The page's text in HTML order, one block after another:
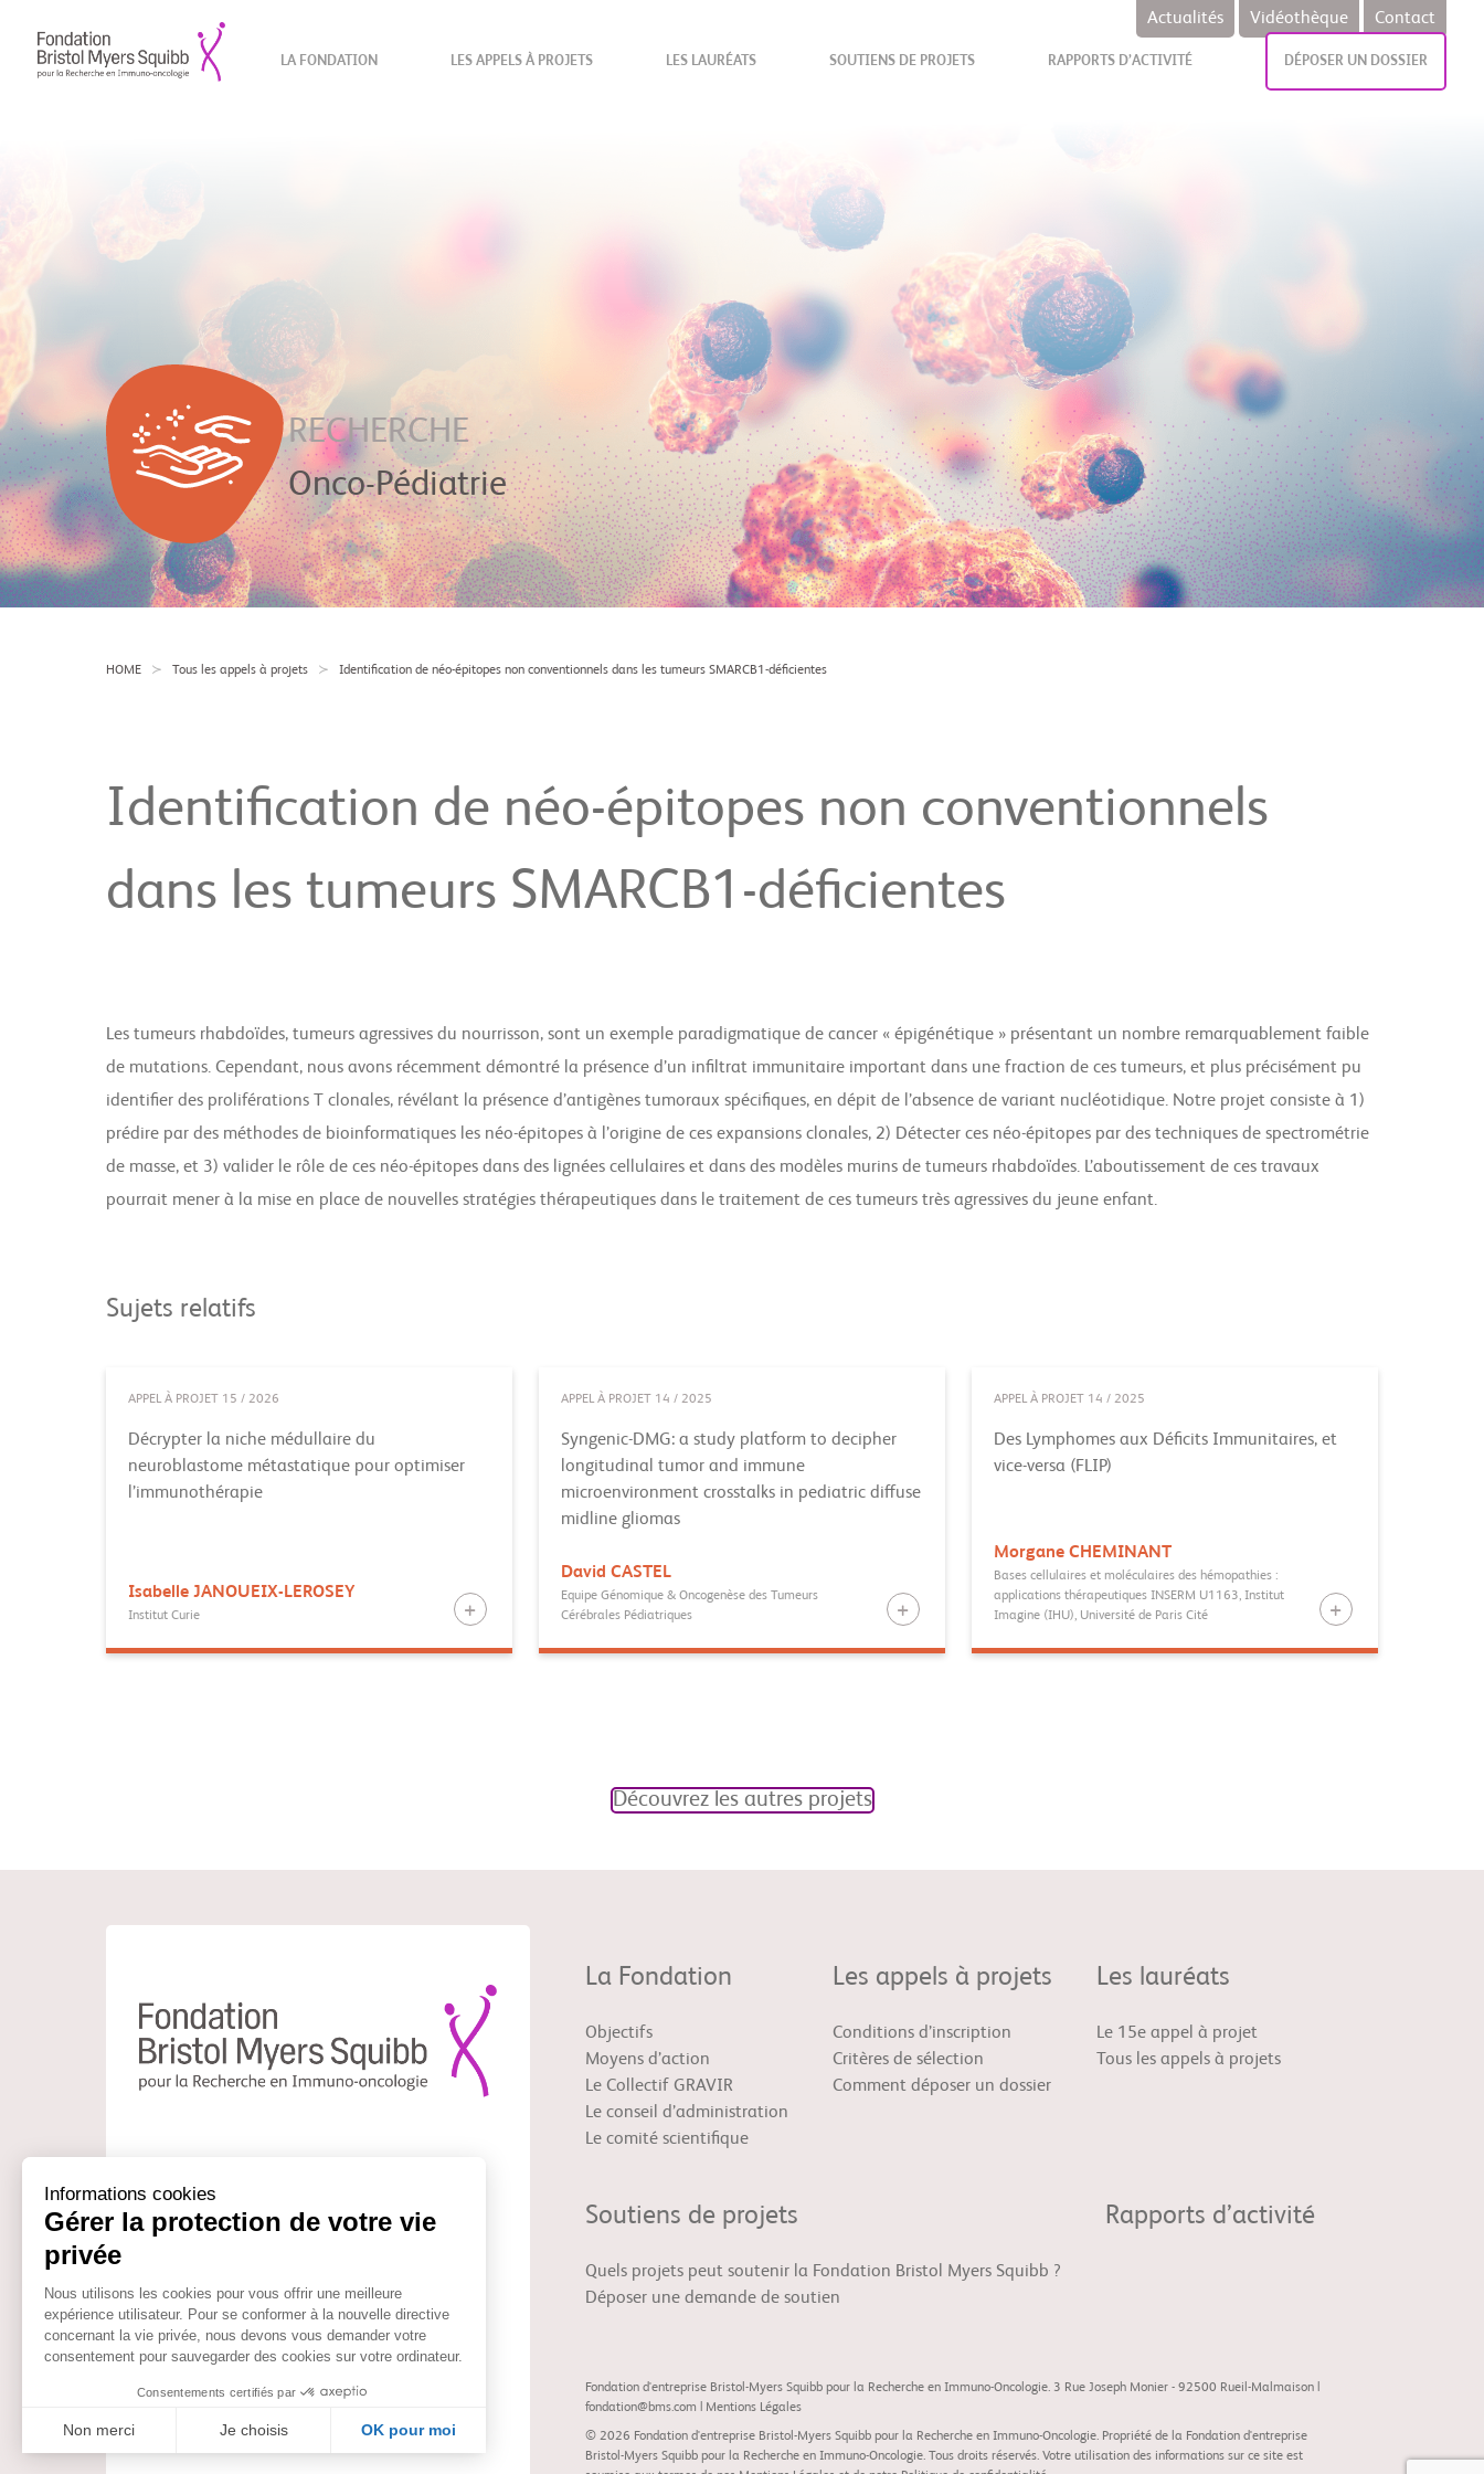
Actualités Vidéothèque Contact
LA FONDATION LES APPELS À PROJETS LES LAURÉATS SOUTIENS DE PROJETS RAPPORTS D’ACTIVITÉ DÉPOSER UN DOSSIER
RECHERCHE
Onco-Pédiatrie
HOME Tous les appels à projets Identification de néo-épitopes non conventionnels dans les tumeurs SMARCB1-déficientes
Identification de néo-épitopes non conventionnels
dans les tumeurs SMARCB1-déficientes
Les tumeurs rhabdoïdes, tumeurs agressives du nourrisson, sont un exemple paradigmatique de cancer « épigénétique » présentant un nombre remarquablement faible
de mutations. Cependant, nous avons récemment démontré la présence d’un infiltrat immunitaire important dans une fraction de ces tumeurs, et plus précisément pu
identifier des proliférations T clonales, révélant la présence d’antigènes tumoraux spécifiques, en dépit de l’absence de variant nucléotidique. Notre projet consiste à 1)
prédire par des méthodes de bioinformatiques les néo-épitopes à l’origine de ces expansions clonales, 2) Détecter ces néo-épitopes par des techniques de spectrométrie
de masse, et 3) valider le rôle de ces néo-épitopes dans des lignées cellulaires et dans des modèles murins de tumeurs rhabdoïdes. L’aboutissement de ces travaux
pourrait mener à la mise en place de nouvelles stratégies thérapeutiques dans le traitement de ces tumeurs très agressives du jeune enfant.
Sujets relatifs
APPEL À PROJET 15 / 2026
Décrypter la niche médullaire du
neuroblastome métastatique pour optimiser
l’immunothérapie
Isabelle JANOUEIX-LEROSEY
Institut Curie
APPEL À PROJET 14 / 2025
Syngenic-DMG: a study platform to decipher
longitudinal tumor and immune
microenvironment crosstalks in pediatric diffuse
midline gliomas
David CASTEL
Equipe Génomique & Oncogenèse des Tumeurs
Cérébrales Pédiatriques
APPEL À PROJET 14 / 2025
Des Lymphomes aux Déficits Immunitaires, et
vice-versa (FLIP)
Morgane CHEMINANT
Bases cellulaires et moléculaires des hémopathies :
applications thérapeutiques INSERM U1163, Institut
Imagine (IHU), Université de Paris Cité
Découvrez les autres projets
Myers Squibb pour la Recherche en immuno-
oncologie est de soutenir et faciliter le travail
l’immuno-oncologie.
La Fondation
Objectifs
Moyens d’action
Le Collectif GRAVIR
Le conseil d’administration
Le comité scientifique
Les appels à projets
Conditions d’inscription
Critères de sélection
Comment déposer un dossier
Les lauréats
Le 15e appel à projet
Tous les appels à projets
Soutiens de projets
Quels projets peut soutenir la Fondation Bristol Myers Squibb ?
Déposer une demande de soutien
Rapports d’activité
Fondation d'entreprise Bristol-Myers Squibb pour la Recherche en Immuno-Oncologie. 3 Rue Joseph Monier - 92500 Rueil-Malmaison |
fondation@bms.com
Mentions Légales
© 2026 Fondation d'entreprise Bristol-Myers Squibb pour la Recherche en Immuno-Oncologie. Propriété de la Fondation d'entreprise
Bristol-Myers Squibb pour la Recherche en Immuno-Oncologie. Tous droits réservés. Votre utilisation des informations sur ce site est